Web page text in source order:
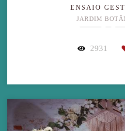
ENSAIO
JARDIM
2931